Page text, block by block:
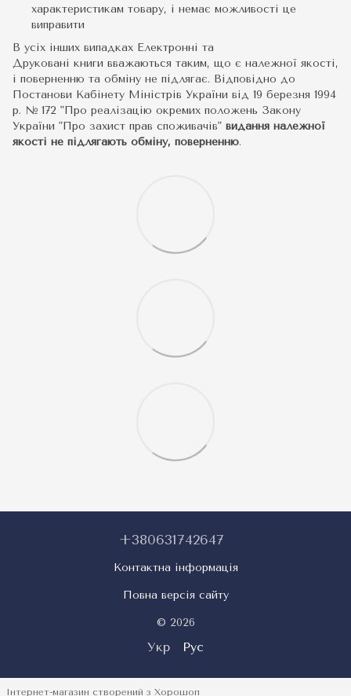
характеристикам товару, і немає можливості це
виправити
В усіх інших випадках Електронні та
Друковані книги вважаються таким, що є належної якості,
і поверненню та обміну не підлягає. Відповідно до
Постанови Кабінету Міністрів України від 19 березня 1994
р. № 172 "Про реалізацію окремих положень Закону
України "Про захист прав споживачів" видання належної
якості не підлягають обміну, поверненню.
+380631742647
Контактна інформація
Повна версія сайту
© 2026
Укр Рус
Інтернет-магазин створений з Хорошоп